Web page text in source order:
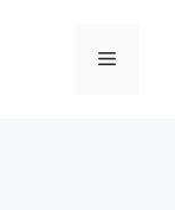
Menú